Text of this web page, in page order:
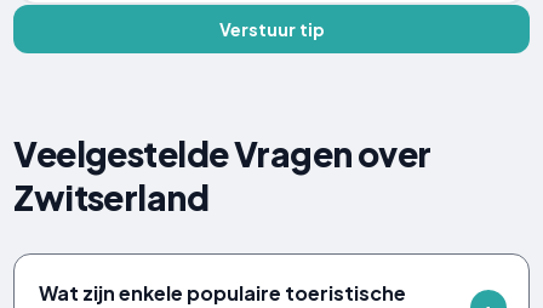
Verstuur tip
Veelgestelde Vragen over
Zwitserland
Wat zijn enkele populaire toeristische